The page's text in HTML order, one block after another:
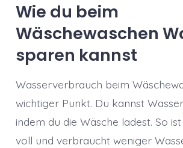
Wie du beim
Wäschewaschen
sparen kannst
Wasserverbrauch beim
wichtiger Punkt. Du kannst
indem du die Wäsche ladest. So
voll und verbraucht weniger